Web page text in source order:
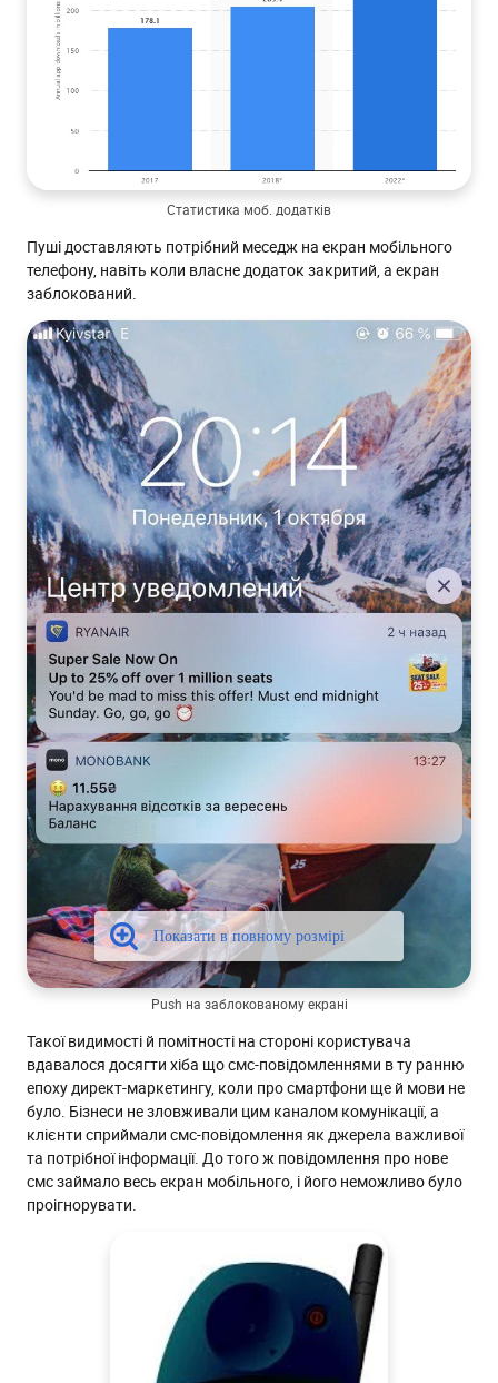
Статистика моб. додатків
Пуші доставляють потрібний меседж на екран мобільного
телефону, навіть коли власне додаток закритий, а екран
заблокований.
Push на заблокованому екрані
Такої видимості й помітності на стороні користувача
вдавалося досягти хіба що смс-повідомленнями в ту ранню
епоху директ-маркетингу, коли про смартфони ще й мови не
було. Бізнеси не зловживали цим каналом комунікації, а
клієнти сприймали смс-повідомлення як джерела важливої
та потрібної інформації. До того ж повідомлення про нове
смс займало весь екран мобільного, і його неможливо було
проігнорувати.